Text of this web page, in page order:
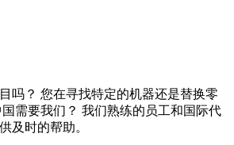
吗？ 您在寻找特定的机器还是替换零
需要我们？ 我们熟练的员工和国际代
及时的帮助。